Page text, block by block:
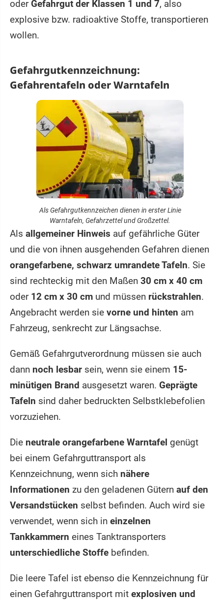
oderGefahrgut der Klassen 1 und 7, also
explosive bzw. radioaktive Stoffe, transportieren
wollen.
Gefahrgutkennzeichnung:
Gefahrentafeln oder Warntafeln
Als Gefahrgutkennzeichen dienen in erster Linie
Warntafeln, Gefahrzettel und Großzettel.
Als allgemeiner Hinweis auf gefährliche Güter
und die von ihnen ausgehenden Gefahren dienen
orangefarbene, schwarz umrandete Tafeln. Sie
sind rechteckig mit den Maßen 30 cm x 40 cm
oder 12 cm x 30 cm und müssen rückstrahlen.
Angebracht werden sie vorne und hinten am
Fahrzeug, senkrecht zur Längsachse.
Gemäß Gefahrgutverordnung müssen sie auch
dann noch lesbar sein, wenn sie einem 15-
minütigen Brand ausgesetzt waren. Geprägte
Tafeln sind daher bedruckten Selbstklebefolien
vorzuziehen.
Die neutrale orangefarbene Warntafel genügt
bei einem Gefahrguttransport als
Kennzeichnung, wenn sich nähere
Informationen zu den geladenen Gütern auf den
Versandstücken selbst befinden. Auch wird sie
verwendet, wenn sich in einzelnen
Tankkammern eines Tanktransporters
unterschiedliche Stoffe befinden.
Die leere Tafel ist ebenso die Kennzeichnung für
einen Gefahrguttransport mit explosiven und